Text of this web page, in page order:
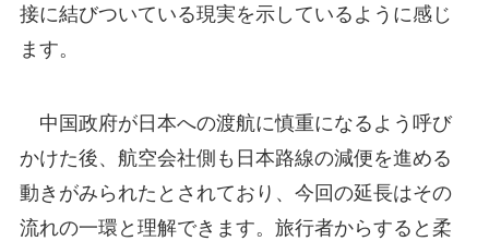
接に結びついている現実を示しているように感じ
ます。
中国政府が日本への渡航に慎重になるよう呼び
かけた後、航空会社側も日本路線の減便を進める
動きがみられたとされており、今回の延長はその
流れの一環と理解できます。旅行者からすると柔